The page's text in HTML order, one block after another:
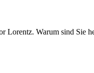
Warum sind Sie